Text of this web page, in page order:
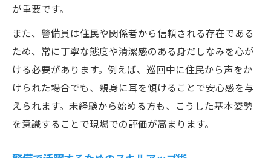
が重要です。
また、警備員は住民や関係者から信頼される存在である
ため、常に丁寧な態度や清潔感のある身だしなみを心が
ける必要があります。例えば、巡回中に住民から声をか
けられた場合でも、親身に耳を傾けることで安心感を与
えられます。未経験から始める方も、こうした基本姿勢
を意識することで現場での評価が高まります。